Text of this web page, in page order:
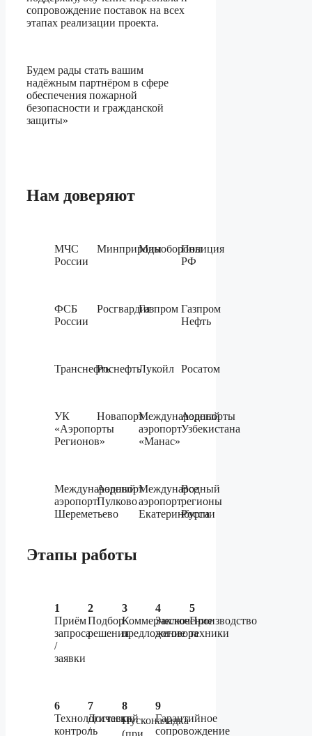
сопровождение поставок на всех
этапах реализации проекта.
Будем рады стать вашим
надёжным партнёром в сфере
обеспечения пожарной
безопасности и гражданской
защиты»
Нам доверяют
МЧС
России
МинприродыМинобороныПолиция
РФ
ФСБ
России
РосгвардияГазпром Газпром
Нефть
ТранснефтьРоснефтьЛукойл Росатом
УК
«Аэропорты
Регионов»
НовапортМеждународный
аэропорт
«Манас»
Аэропорты
Узбекистана
Международный
аэропорт
Шереметьево
Аэропорт
Пулково
Международный
аэропорт
Екатеринбурга
Все
регионы
России
Этапы работы
1
Приём
запроса
/
заявки
2
Подбор
решения
3
Коммерческое
предложение
4
Заключение
договора
5
Производство
техники
6
Технологический
контроль
7
Доставка
/
8
Пусконаладка
9
Гарантийное
сопровождение